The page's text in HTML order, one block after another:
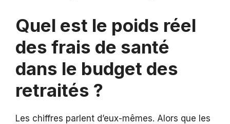
Quel est le poids réel
des frais de santé
dans le budget des
retraités ?
Les chiffres parlent d’eux-mêmes. Alors que les